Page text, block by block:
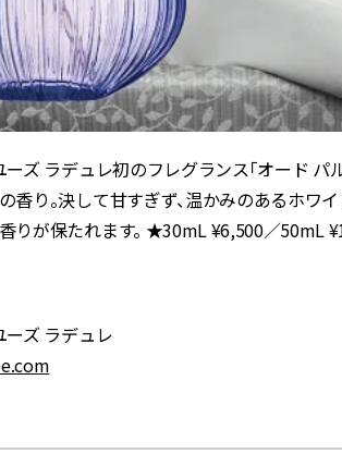
ーズ ラデュレ初のフレグランス「オード
香り。決して甘すぎず、温かみのあるホワ
りが保たれます。 ★30mL ¥6,500／50mL
ーズ ラデュレ